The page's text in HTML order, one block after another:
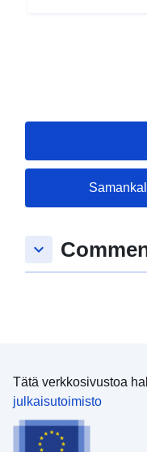
keyboard_arrow_down
Tätä verkkosivustoa
julkaisutoimisto